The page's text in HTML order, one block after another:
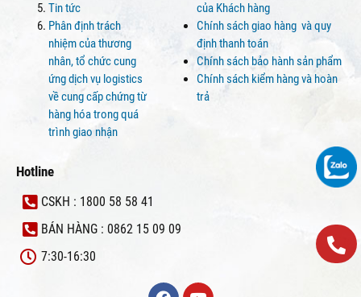
Tin tức
Phân định trách
nhiệm của thương
nhân, tổ chức cung
ứng dịch vụ logistics
về cung cấp chứng từ
hàng hóa trong quá
trình giao nhận
của Khách hàng
Chính sách giao hàng và quy
định thanh toán
Chính sách bảo hành sản phẩm
Chính sách kiểm hàng và hoàn
trả
Hotline
CSKH : 1800 58 58 41
BÁN HÀNG : 0862 15 09 09
7:30-16:30